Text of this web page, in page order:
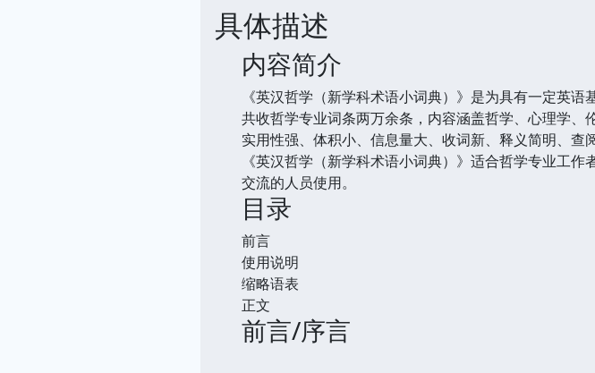
具体描述
内容简介
《英汉哲学（新学科术语小词典）》是为具有一定英
共收哲学专业词条两万余条，内容涵盖哲学、心理学、
实用性强、体积小、信息量大、收词新、释义简明、查
《英汉哲学（新学科术语小词典）》适合哲学专业工
交流的人员使用。
目录
前言
使用说明
缩略语表
正文
前言/序言